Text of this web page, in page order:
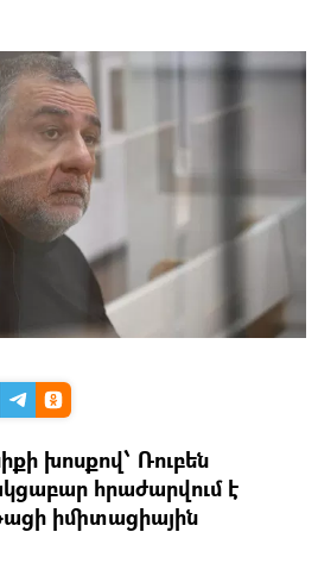
խոսքով՝ Ռուբեն
հրաժարվում է
իմիտացիային